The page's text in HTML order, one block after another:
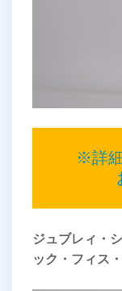
※詳
ジュブレィ・
ック・フィス